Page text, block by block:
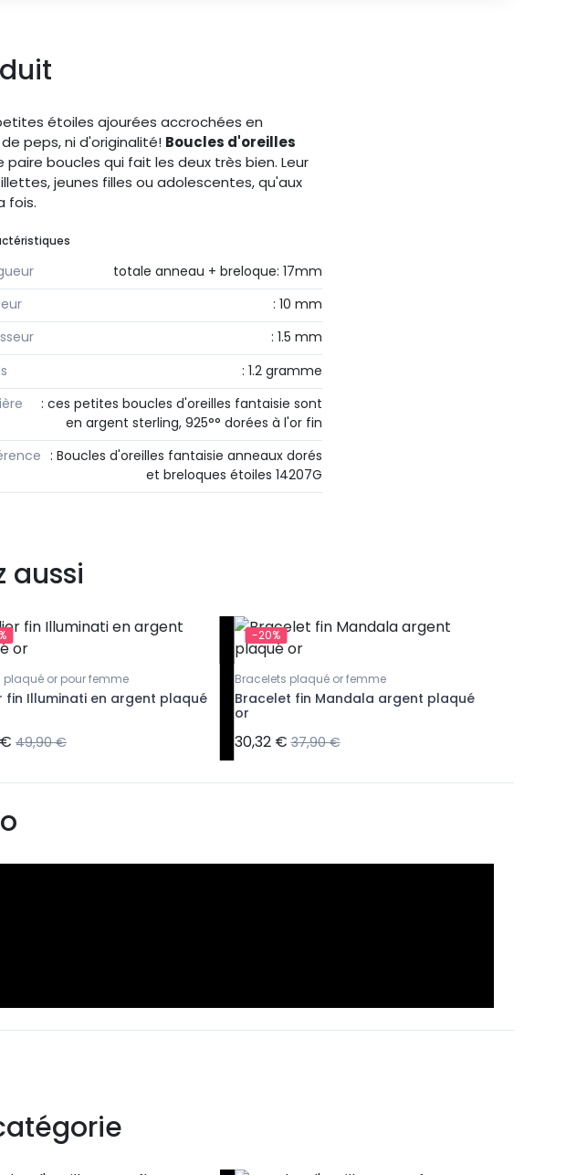
étoiles ajourées accrochées en
peps, ni d'originalité! Boucles d'oreilles
boucles qui fait les deux très bien. Leur
jeunes filles ou adolescentes, qu'aux
fois.
totale anneau + breloque: 17mm
: 10 mm
: 1.5 mm
: 1.2 gramme
: ces petites boucles d'oreilles fantaisie sont
en argent sterling, 925°° dorées à l'or fin
: Boucles d'oreilles fantaisie anneaux dorés
et breloques étoiles 14207G
aussi
plaqué or pour femme
fin Illuminati en argent plaqué
49,90 €
-20%
Bracelets plaqué or femme
Bracelet fin Mandala argent plaqué
or
30,32 € 37,90 €